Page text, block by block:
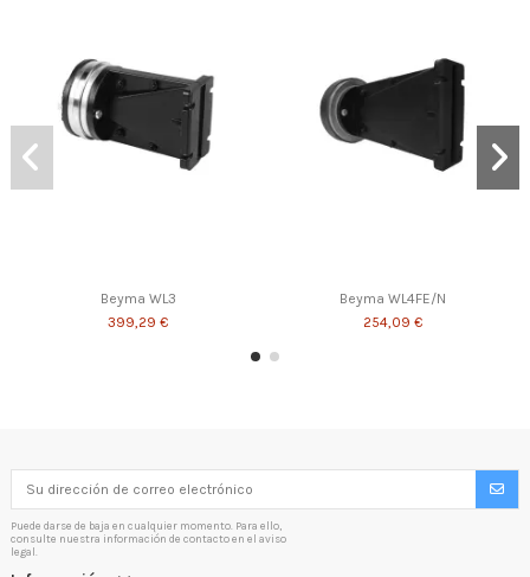
Beyma WL3
399,29 €
Beyma WL4FE/N
254,09 €
Puede darse de baja en cualquier momento. Para ello,
consulte nuestra información de contacto en el aviso
legal.